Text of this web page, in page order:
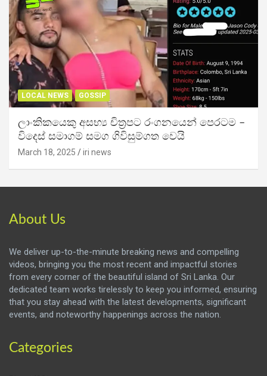
LOCAL NEWS GOSSIP
ලාංකිකයෙකු අසභ්‍ය චිත්‍රපට රංගනයෙන් පෙරටම –
විදෙස් සමාගම් සමග ගිවිසුම්ගත වෙයි
March 18, 2025 iri news
About Us
We deliver up-to-the-minute breaking news and compelling
videos, bringing you the most recent and impactful stories
from every corner of the beautiful island of Sri Lanka. Our
dedicated team works tirelessly to keep you informed, ensuring
that you stay ahead with the latest developments, significant
events, and noteworthy happenings across the nation.
Categories